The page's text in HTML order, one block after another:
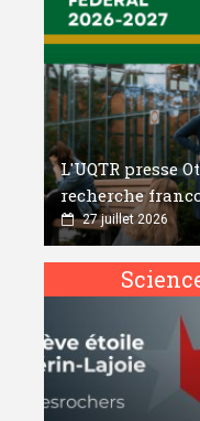
L'UQTR presse
recherche
27 juillet 2026